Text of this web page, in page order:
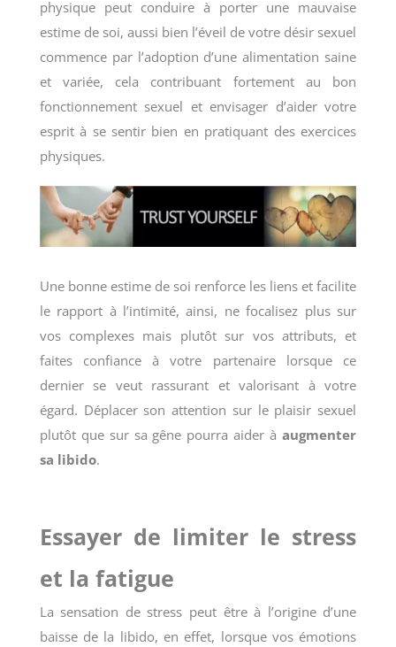
physique peut conduire à porter une mauvaise
estime de soi, aussi bien l’éveil de votre désir sexuel
commence par l’adoption d’une alimentation saine
et variée, cela contribuant fortement au bon
fonctionnement sexuel et envisager d’aider votre
esprit à se sentir bien en pratiquant des exercices
physiques.
Une bonne estime de soi renforce les liens et facilite
le rapport à l’intimité, ainsi, ne focalisez plus sur
vos complexes mais plutôt sur vos attributs, et
faites confiance à votre partenaire lorsque ce
dernier se veut rassurant et valorisant à votre
égard. Déplacer son attention sur le plaisir sexuel
plutôt que sur sa gêne pourra aider àaugmenter
sa libido.
Essayer de limiter le stress
et la fatigue
La sensation de stress peut être à l’origine d’une
baisse de la libido, en effet, lorsque vos émotions